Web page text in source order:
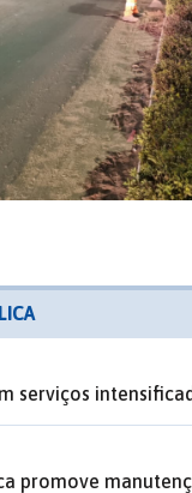
serviços
promove